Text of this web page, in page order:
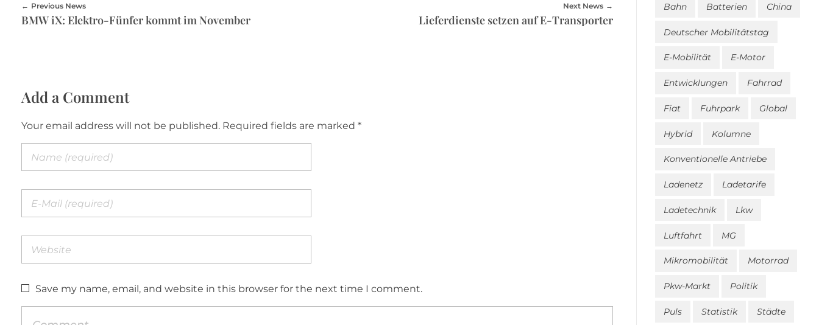
Previous News
BMW iX: Elektro-Fünfer kommt im November
Next News
Lieferdienste setzen auf E-Transporter
Add a Comment
Your email address will not be published. Required fields are marked *
Save my name, email, and website in this browser for the next time I comment.
Bahn Batterien China
Deutscher Mobilitätstag
E-Mobilität E-Motor
Entwicklungen Fahrrad
Fiat Fuhrpark Global
Hybrid Kolumne
Konventionelle Antriebe
Ladenetz Ladetarife
Ladetechnik Lkw
Luftfahrt MG
Mikromobilität Motorrad
Pkw-Markt Politik
Puls Statistik Städte